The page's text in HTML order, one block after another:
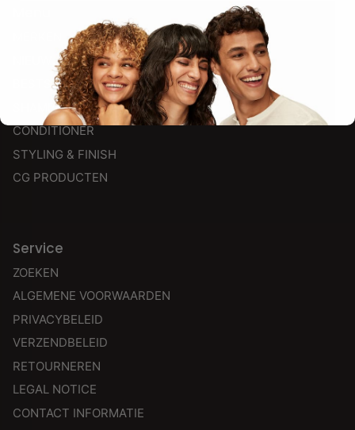
BESTSELLERS
SHAMPOO
CONDITIONER
STYLING & FINISH
CG PRODUCTEN
Service
ZOEKEN
ALGEMENE VOORWAARDEN
PRIVACYBELEID
VERZENDBELEID
RETOURNEREN
LEGAL NOTICE
CONTACT INFORMATIE